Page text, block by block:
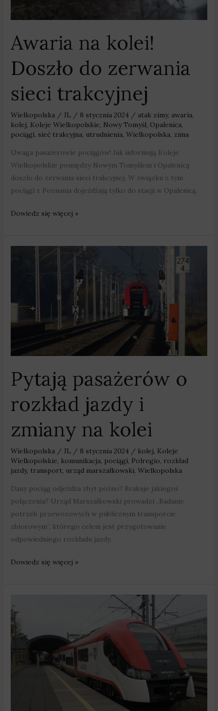
Awaria na kolei!
Doszło do zerwania
sieci trakcyjnej
Wielkopolska / JL / 8 stycznia 2024 / atak zimy, awaria
kolej Koleje Wielkopolskie Nowy Tomyśl Opalenica
pociągi sieć trakcyjna utrudnienia Wielkopolska zima
Uwaga pasażerowie pociągów! Jak informują Koleje
Wielkopolskie pomiędzy Nowym Tomyślem i Opalenicą
doszło do zerwania sieci trakcyjnej. W związku z tym
pociągi z Poznania dojeżdżają tylko do stacji w Opalenicą.
Dowiedz się więcej »
Pytają pasażerów o
rozkład jazdy i
zmiany na kolei
Wielkopolska/ JL / 8 stycznia 2024 / kolej, Koleje
Wielkopolskie, komunikacja, pociągi, Polregio, rozkład
jazdy, transport, urząd marszałkowski, Wielkopolska
Dany pociąg odjeżdża zbyt późno? Brakuje jakiegoś
połączenia? Urząd Marszałkowski prowadzi „Badanie
potrzeb przewozowych w publicznym transporcie
zbiorowym”, którego celem jest przygotowanie
odpowiedniego rozkładu jazdy.
jazdy
zmiany
kolei
Dowiedz się więcej »
Kolei
Wielkopolskich
w
ubiegłym